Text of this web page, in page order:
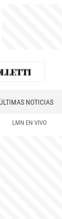
ÚLTIMAS NOTICIAS
LMN EN VIVO